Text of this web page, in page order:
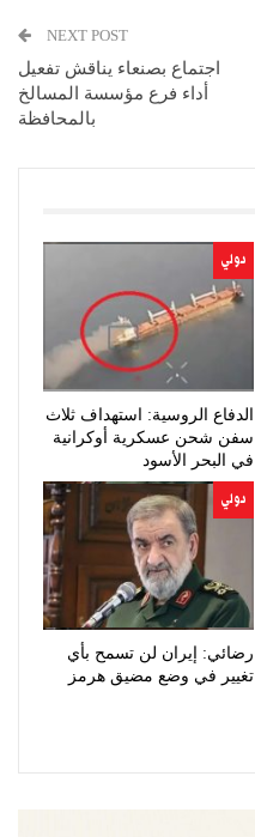
NEXT POST
اجتماع بصنعاء يناقش تفعيل
أداء فرع مؤسسة المسالخ
بالمحافظة
دولي
الدفاع الروسية: استهداف ثلاث
سفن شحن عسكرية أوكرانية
في البحر الأسود
دولي
رضائي: إيران لن تسمح بأي
تغيير في وضع مضيق هرمز